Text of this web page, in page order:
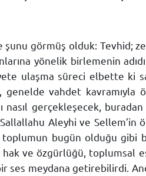
şunu görmüş olduk: Tevhid;
yönelik birlemenin
ulaşma süreci elbette ki
vahdet kavramıyla
nasıl gerçekleşecek,
Aleyhi ve
toplumun bugün olduğu
ve özgürlüğü, toplumsal
meydana getirebilirdi.